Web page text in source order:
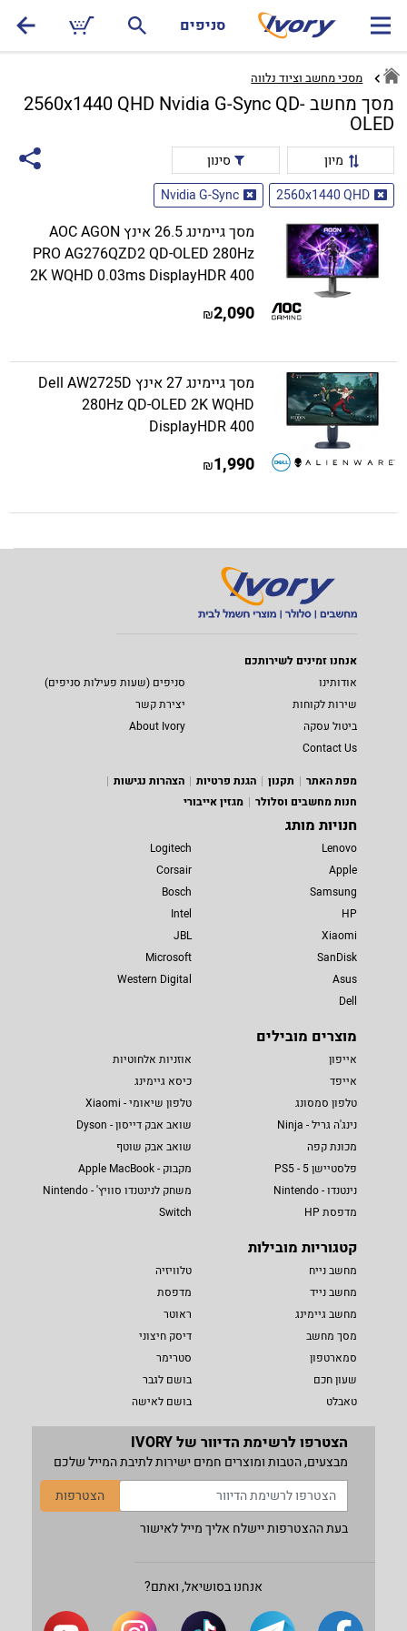
סניפים
מסכי מחשב וציוד נלווה
מסך מחשב 2560x1440 QHD Nvidia G-Sync QD-
OLED
מיון
סינון
2560x1440 QHD
Nvidia G-Sync
מסך גיימינג 26.5 אינץ AOC AGON
PRO AG276QZD2 QD-OLED 280Hz
2K WQHD 0.03ms DisplayHDR 400
2,090
₪
מסך גיימינג 27 אינץ Dell AW2725D
280Hz QD-OLED 2K WQHD
DisplayHDR 400
1,990
₪
אנחנו זמינים לשירותכם
אודותינו
סניפים (שעות פעילות סניפים)
שירות לקוחות
יצירת קשר
ביטול עסקה
About Ivory
Contact Us
מפת האתר
תקנון הגנת פרטיות
הצהרות נגישות
חנות מחשבים וסלולר
מגזין אייבורי
חנויות מותג
Lenovo
Apple
Samsung
HP
Xiaomi
SanDisk
Asus
Dell
Logitech
Corsair
Bosch
Intel
JBL
Microsoft
Western Digital
מוצרים מובילים
אייפון
אייפד
טלפון סמסונג
נינג'ה גריל - Ninja
מכונת קפה
פלסטיישן 5 - PS5
נינטנדו - Nintendo
מדפסת HP
אוזניות אלחוטיות
כיסא גיימינג
טלפון שיאומי - Xiaomi
שואב אבק דייסון - Dyson
שואב אבק שוטף
מקבוק - Apple MacBook
משחק לנינטנדו סוויץ' - Nintendo
Switch
קטגוריות מובילות
מחשב נייח
מחשב נייד
מחשב גיימינג
מסך מחשב
סמארטפון
שעון חכם
טאבלט
טלוויזיה
מדפסת
ראוטר
דיסק חיצוני
סטרימר
בושם לגבר
בושם לאישה
הצטרפו לרשימת הדיוור של IVORY
מבצעים, הטבות ומוצרים חמים ישירות לתיבת המייל שלכם
הצטרפות
בעת ההצטרפות יישלח אליך מייל לאישור
אנחנו בסושיאל, ואתם?